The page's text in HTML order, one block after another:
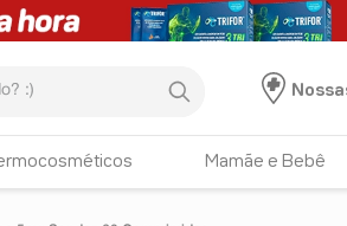
Mamãe e Bebê